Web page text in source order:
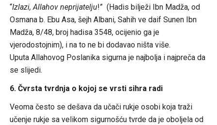
“Izlazi, Allahov neprijatelju!” (Hadis bilježi Ibn Madža, od
Osmana b. Ebu Asa, šejh Albani, Sahih ve daif Sunen Ibn
Madža, 8/48, broj hadisa 3548, ocijenio ga je
vjerodostojnim), i na to ne bi dodavao ništa više.
Uputa Allahovog Poslanika sigurna je najbolja i najpreča da
se slijedi.
6. Čvrsta tvrdnja o kojoj se vrsti sihra radi
Veoma često se dešava da učači rukje osobi koja traži
učenje rukje sa velikom sigurnošću tvrde da je oboljela od